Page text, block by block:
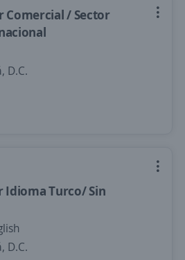
Comercial / Sector
D.C.
Idioma Turco/ Sin
D.C.